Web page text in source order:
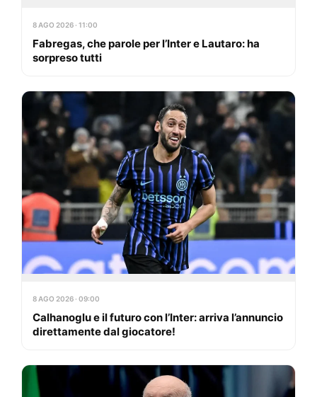
8 AGO 2026 · 11:00
Fabregas, che parole per l’Inter e Lautaro: ha
sorpreso tutti
8 AGO 2026 · 09:00
Calhanoglu e il futuro con l’Inter: arriva l’annuncio
direttamente dal giocatore!